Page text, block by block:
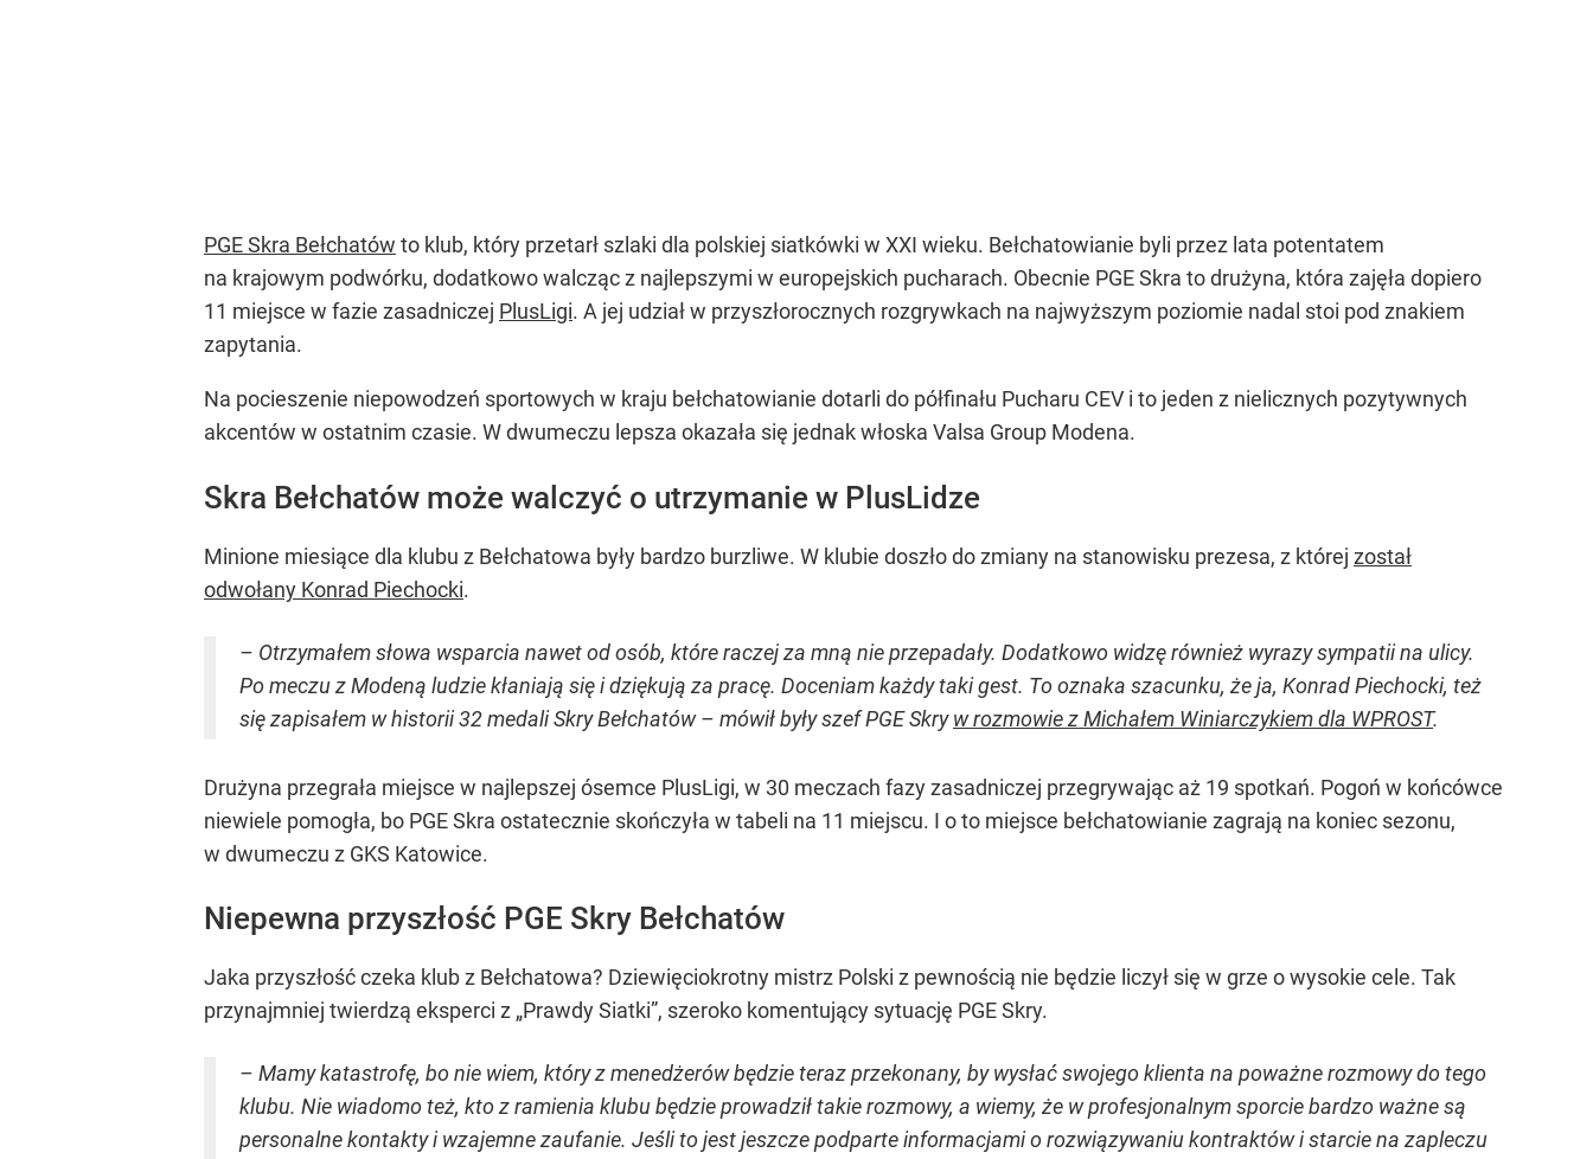
PGE Skra Bełchatów to klub, który przetarł szlaki dla polskiej siatkówki w XXI wieku. Bełchatowianie byli przez lata potentatem
na krajowym podwórku, dodatkowo walcząc z najlepszymi w europejskich pucharach. Obecnie PGE Skra to drużyna, która zajęła dopiero
11 miejsce w fazie zasadniczej PlusLigi. A jej udział w przyszłorocznych rozgrywkach na najwyższym poziomie nadal stoi pod znakiem
zapytania.
Na pocieszenie niepowodzeń sportowych w kraju bełchatowianie dotarli do półfinału Pucharu CEV i to jeden z nielicznych pozytywnych
akcentów w ostatnim czasie. W dwumeczu lepsza okazała się jednak włoska Valsa Group Modena.
Skra Bełchatów może walczyć o utrzymanie w PlusLidze
Minione miesiące dla klubu z Bełchatowa były bardzo burzliwe. W klubie doszło do zmiany na stanowisku prezesa, z której został
odwołany Konrad Piechocki.
– Otrzymałem słowa wsparcia nawet od osób, które raczej za mną nie przepadały. Dodatkowo widzę również wyrazy sympatii na ulicy.
Po meczu z Modeną ludzie kłaniają się i dziękują za pracę. Doceniam każdy taki gest. To oznaka szacunku, że ja, Konrad Piechocki, też
się zapisałem w historii 32 medali Skry Bełchatów – mówił były szef PGE Skryw rozmowie z Michałem Winiarczykiem dla WPROST.
Drużyna przegrała miejsce w najlepszej ósemce PlusLigi, w 30 meczach fazy zasadniczej przegrywając aż 19 spotkań. Pogoń w końcówce
niewiele pomogła, bo PGE Skra ostatecznie skończyła w tabeli na 11 miejscu. I o to miejsce bełchatowianie zagrają na koniec sezonu,
w dwumeczu z GKS Katowice.
Niepewna przyszłość PGE Skry Bełchatów
Jaka przyszłośćczeka klub z Bełchatowa? Dziewięciokrotny mistrz Polski z pewnością nie będzie liczył się w grze o wysokie cele. Tak
przynajmniej twierdzą eksperci z „Prawdy Siatki”, szeroko komentujący sytuację PGE Skry.
– Mamy katastrofę, bo nie wiem, który z menedżerów będzie teraz przekonany, by wysłać swojego klienta na poważne rozmowy do tego
klubu. Nie wiadomo też, kto z ramienia klubu będzie prowadził takie rozmowy, a wiemy, że w profesjonalnym sporcie bardzo ważne są
personalne kontakty i wzajemne zaufanie. Jeśli to jest jeszcze podparte informacjami o rozwiązywaniu kontraktów i starcie na zapleczu